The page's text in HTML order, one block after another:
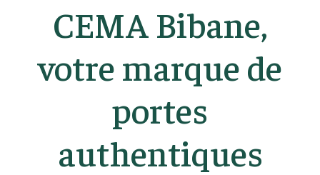
CEMA Bibane,
votre marque de
portes
authentiques